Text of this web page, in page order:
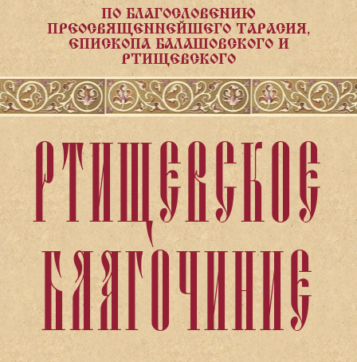
ПО БЛАГОСЛОВЕНИЮ
ПРЕОСВЯЩЕННЕЙШЕГО ТАРАСИЯ,
ЕПИСКОПА БАЛАШОВСКОГО И
РТИЩЕВСКОГО
РТИЩЕВСКОЕ
БЛАГОЧИНИЕ